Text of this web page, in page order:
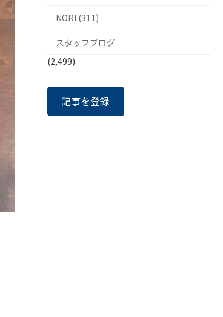
NORI (311)
スタッフブログ
(2,499)
記事を登録